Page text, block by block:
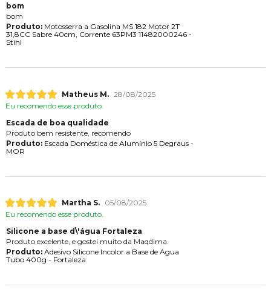
bom
bom
Produto:Motosserra a Gasolina MS 182 Motor 2T
31,8CC Sabre 40cm, Corrente 63PM3 11482000246 -
Stihl
Matheus M. 28/08/2025
Eu recomendo esse produto.
Escada de boa qualidade
Produto bem resistente, recomendo
Produto:Escada Doméstica de Alumínio 5 Degraus -
MOR
Martha S.
05/08/2025
Eu recomendo esse produto.
Silicone a base d\'água Fortaleza
Produto excelente, e gostei muito da Maqdima.
Produto:Adesivo Silicone Incolor a Base de Agua
Tubo 400g - Fortaleza